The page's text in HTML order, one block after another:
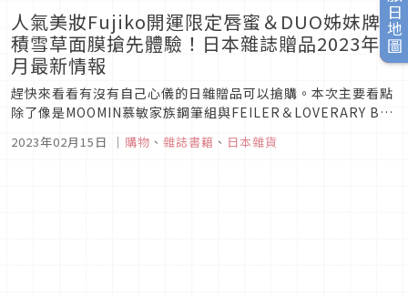
旅日地圖
人氣美妝Fujiko開運限定唇蜜＆DUO姊妺牌
積雪草面膜搶先體驗！日本雜誌贈品2023年2
月最新情報
趕快來看看有沒有自己心儀的日雜贈品可以搶購。本次主要看點
除了像是MOOMIN慕敏家族鋼筆組與FEILER＆LOVERARY BY
限定唇蜜和積雪草面膜，其他包括托特包或是可愛陶瓷碗這類雜
2023年02月15日 ｜ 購物 、 雜誌書籍 、 日本雜貨